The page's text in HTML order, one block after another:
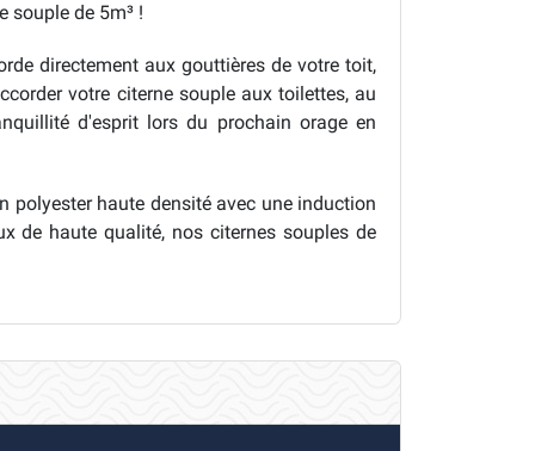
souple de 5m³ !
directement aux gouttières de votre toit,
votre citerne souple aux toilettes, au
d'esprit lors du prochain orage en
polyester haute densité avec une induction
de haute qualité, nos citernes souples de